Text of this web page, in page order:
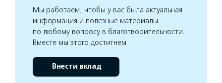
Мы работаем, чтобы у вас была актуальная
информация и полезные материалы
по любому вопросу в благотворительности.
Вместе мы этого достигнем
Внести вклад